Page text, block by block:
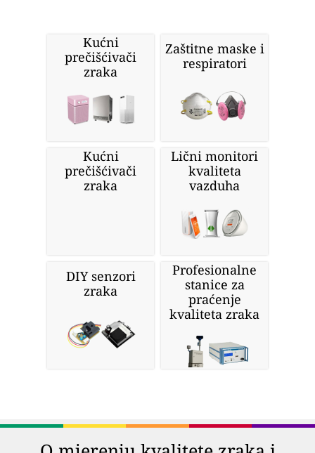
Kućni
prečišćivači
zraka
Zaštitne maske i
respiratori
Kućni
prečišćivači
zraka
Lični monitori
kvaliteta
vazduha
DIY senzori
zraka
Profesionalne
stanice za
praćenje
kvaliteta zraka